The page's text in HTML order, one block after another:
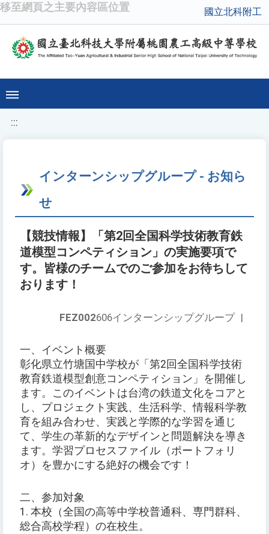
移至網頁之主要內容區位置 國立北科附工
:::
インターンシップグループ - お知ら
せ
【競技情報】「第2回全国科学技術教育鉄
道模型コンペティション」の実施要項で
す。皆様のチームでのご参加をお待ちして
おります！
FEZ002606インターンシップグループ |
一、イベント概要
彰化県立竹塘国中学校が「第2回全国科学技術
教育鉄道模型創意コンペティション」を開催し
ます。このイベントは台湾の鉄道文化をコアと
し、プロジェクト実践、生活科学、情報科学教
育を組み合わせ、実践と学際的な学習を通じ
て、学生の革新的なデザインと問題解決を導き
ます。学習プロセスファイル（ポートフォリ
オ）を豊かにする絶好の機会です！
二、参加対象
1. 本校（全国の高等中学校普通科、専門群科、
総合高校学程）の在校生。